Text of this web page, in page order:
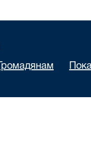
Громадянам